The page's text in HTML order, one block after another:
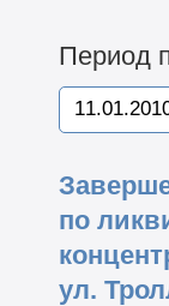
Период
по
ул.